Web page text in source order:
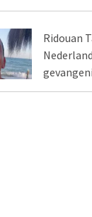
Ridouan